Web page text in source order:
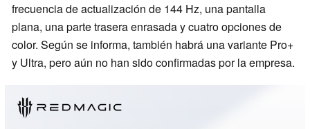
frecuencia de actualización de 144 Hz, una pantalla
plana, una parte trasera enrasada y cuatro opciones de
color. Según se informa, también habrá una variante Pro+
y Ultra, pero aún no han sido confirmadas por la empresa.